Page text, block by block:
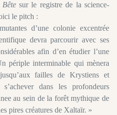
sur le registre de la science-
le pitch :
d’une colonie excentrée
devra parcourir avec ses
afin d’en étudier l’une
périple interminable qui mènera
failles de Krystiens et
dans les profondeurs
au sein de la forêt mythique de
pires créatures de Xaltaïr. »